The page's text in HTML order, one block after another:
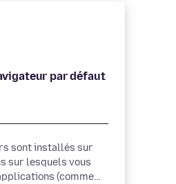
Faire de Firefox le navigateur par défaut
sont installés sur
sur lesquels vous
(comme